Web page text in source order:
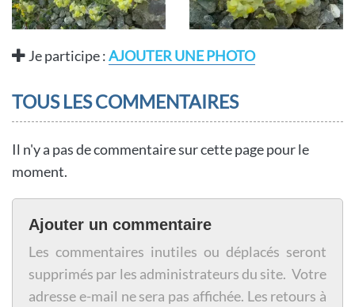
Je participe :AJOUTER UNE PHOTO
TOUS LES COMMENTAIRES
Il n'y a pas de commentaire sur cette page pour le
moment.
Ajouter un commentaire
Les commentaires inutiles ou déplacés seront
supprimés par les administrateurs du site. Votre
adresse e-mail ne sera pas affichée. Les retours à